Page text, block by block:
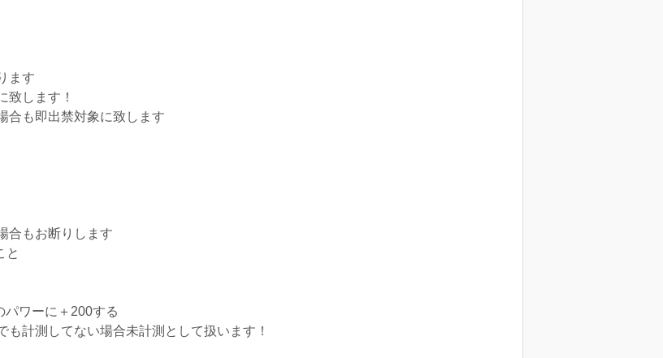
ます
致します！
合も即出禁対象に致します
合もお断りします
と
パワーに＋200する
計測してない場合未計測として扱います！